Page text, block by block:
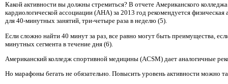
Какой активности вы должны стремиться? В отчете Американского
кардиологической ассоциации (AHA) за 2013 год рекомендуется
для 40-минутных занятий, три-четыре раза в неделю (5).
Если сложно найти 40 минут за раз, все равно могут быть преимущества,
минутных сегмента в течение дня (6).
Американский колледж спортивной медицины (ACSM) дает аналогичные
Но марафоны бегать не обязательно. Повысить уровень активности можно